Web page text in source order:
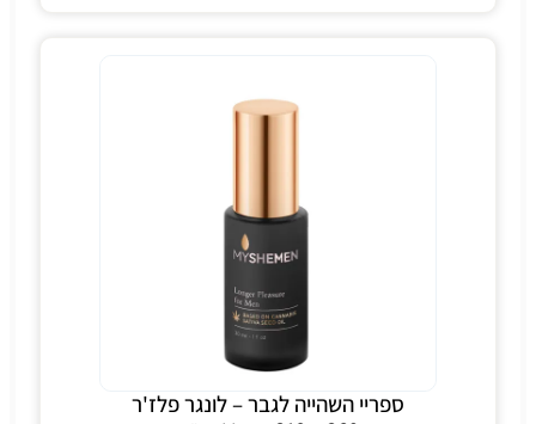
ספריי השהייה לגבר – לונגר פלז'ר